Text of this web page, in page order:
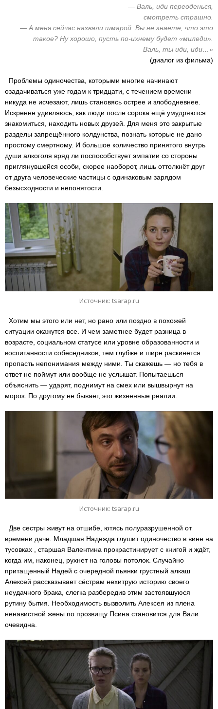
— Валь, иди переоденься,
смотреть страшно.
— А меня сейчас назвали шмарой. Вы не знаете, что это
такое? Ну хорошо, пусть по-ихнему будет «миледи».
— Валь, ты иди, иди…»
(диалог из фильма)
Проблемы одиночества, которыми многие начинают
озадачиваться уже годам к тридцати, с течением времени
никуда не исчезают, лишь становясь острее и злободневнее.
Искренне удивляюсь, как люди после сорока ещё умудряются
знакомиться, находить новых друзей. Для меня это закрытые
разделы запрещённого колдунства, познать которые не дано
простому смертному. И большое количество принятого внутрь
души алкоголя вряд ли поспособствует эмпатии со стороны
приглянувшейся особи, скорее наоборот, лишь оттолкнёт друг
от друга человеческие частицы с одинаковым зарядом
безысходности и непонятости.
Источник: tsarap.ru
Хотим мы этого или нет, но рано или поздно в похожей
ситуации окажутся все. И чем заметнее будет разница в
возрасте, социальном статусе или уровне образованности и
воспитанности собеседников, тем глубже и шире раскинется
пропасть непонимания между ними. Ты скажешь — но тебя в
ответ не поймут или вообще не услышат. Попытаешься
объяснить — ударят, поднимут на смех или вышвырнут на
мороз. По другому не бывает, это жизненные реалии.
Источник: tsarap.ru
Две сестры живут на отшибе, ютясь полуразрушенной от
времени даче. Младшая Надежда глушит одиночество в вине на
тусовках , старшая Валентина прокрастинирует с книгой и ждёт,
когда им, наконец, рухнет на головы потолок. Случайно
притащенный Надей с очередной пьянки грустный алкаш
Алексей рассказывает сёстрам нехитрую историю своего
неудачного брака, слегка разбередив этим застоявшуюся
рутину бытия. Необходимость вызволить Алексея из плена
ненавистной жены по прозвищу Псина становится для Вали
очевидна.